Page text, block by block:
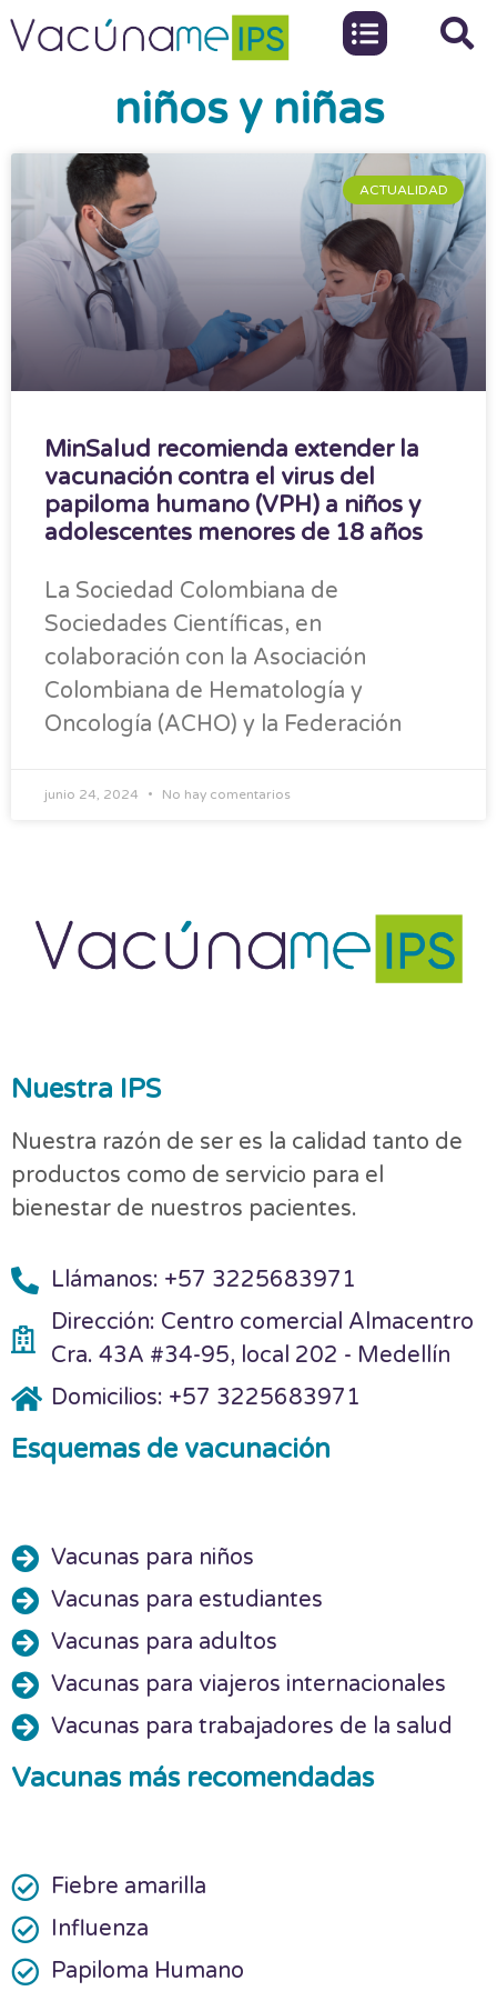
niños y niñas
ACTUALIDAD
MinSalud recomienda extender la
vacunación contra el virus del
papiloma humano (VPH) a niños y
adolescentes menores de 18 años
La Sociedad Colombiana de
Sociedades Científicas, en
colaboración con la Asociación
Colombiana de Hematología y
Oncología (ACHO) y la Federación
junio 24, 2024 No hay comentarios
Nuestra IPS
Nuestra razón de ser es la calidad tanto de
productos como de servicio para el
bienestar de nuestros pacientes.
Llámanos: +57 3225683971
Dirección: Centro comercial Almacentro
Cra. 43A #34-95, local 202 - Medellín
Domicilios: +57 3225683971
Esquemas de vacunación
Vacunas para niños
Vacunas para estudiantes
Vacunas para adultos
Vacunas para viajeros internacionales
Vacunas para trabajadores de la salud
Vacunas más recomendadas
Fiebre amarilla
Influenza
Papiloma Humano